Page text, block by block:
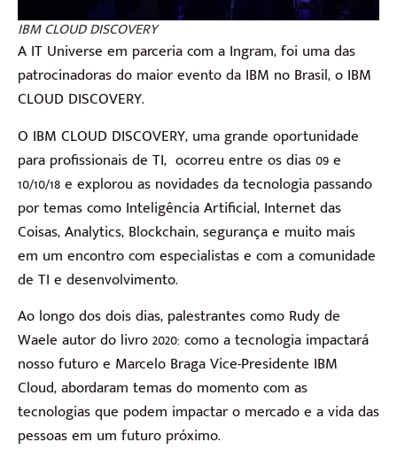
IBM CLOUD DISCOVERY
A IT Universe em parceria com a Ingram, foi uma das
patrocinadoras do maior evento da IBM no Brasil, o IBM
CLOUD DISCOVERY.
O IBM CLOUD DISCOVERY, uma grande oportunidade
para profissionais de TI, ocorreu entre os dias 09 e
10/10/18 e explorou as novidades da tecnologia passando
por temas como Inteligência Artificial, Internet das
Coisas, Analytics, Blockchain, segurança e muito mais
em um encontro com especialistas e com a comunidade
de TI e desenvolvimento.
Ao longo dos dois dias, palestrantes como Rudy de
Waele autor do livro 2020: como a tecnologia impactará
nosso futuro e Marcelo Braga Vice-Presidente IBM
Cloud, abordaram temas do momento com as
tecnologias que podem impactar o mercado e a vida das
pessoas em um futuro próximo.